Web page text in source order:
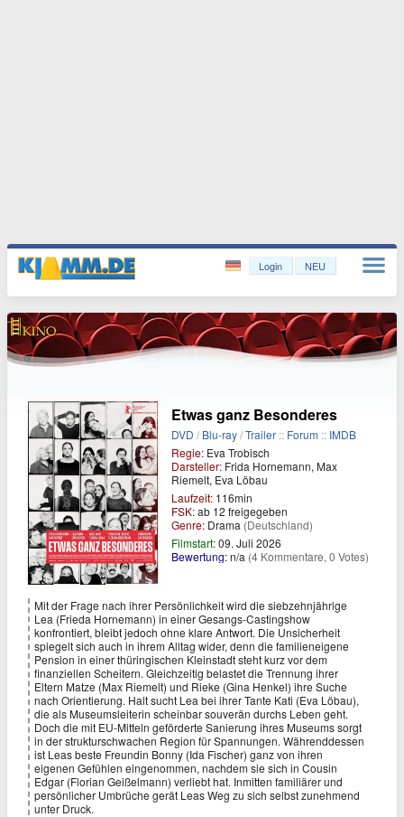
Login NEU
Etwas ganz Besonderes
DVD /Blu-ray/Trailer :: Forum :: IMDB
Regie: Eva Trobisch
Darsteller: Frida Hornemann, Max
Riemelt, Eva Löbau
Laufzeit: 116min
FSK:ab 12 freigegeben
Genre: Drama (Deutschland)
Filmstart:09. Juli 2026
Bewertung:n/a (4 Kommentare, 0 Votes)
Mit der Frage nach ihrer Persönlichkeit wird die siebzehnjährige
Lea (Frieda Hornemann) in einer Gesangs-Castingshow
konfrontiert, bleibt jedoch ohne klare Antwort. Die Unsicherheit
spiegelt sich auch in ihrem Alltag wider, denn die familieneigene
Pension in einer thüringischen Kleinstadt steht kurz vor dem
finanziellen Scheitern. Gleichzeitig belastet die Trennung ihrer
Eltern Matze (Max Riemelt) und Rieke (Gina Henkel) ihre Suche
nach Orientierung. Halt sucht Lea bei ihrer Tante Kati (Eva Löbau),
die als Museumsleiterin scheinbar souverän durchs Leben geht.
Doch die mit EU-Mitteln geförderte Sanierung ihres Museums sorgt
in der strukturschwachen Region für Spannungen. Währenddessen
ist Leas beste Freundin Bonny (Ida Fischer) ganz von ihren
eigenen Gefühlen eingenommen, nachdem sie sich in Cousin
Edgar (Florian Geißelmann) verliebt hat. Inmitten familiärer und
persönlicher Umbrüche gerät Leas Weg zu sich selbst zunehmend
unter Druck.